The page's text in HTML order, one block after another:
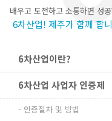
배우고 도전하고 소통하면 성
6차산업! 제주가 함께 합
6차산업이란?
6차산업 사업자 인증제
- 인증절차 및 방법